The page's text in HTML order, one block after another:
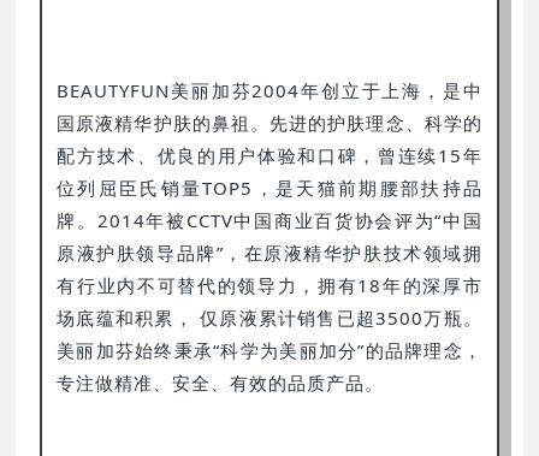
BEAUTYFUN美丽加芬2004年创立于上海，是中
国原液精华护肤的鼻祖。先进的护肤理念、科学的
配方技术、优良的用户体验和口碑，曾连续15年
位列屈臣氏销量TOP5，是天猫前期腰部扶持品
牌。2014年被CCTV中国商业百货协会评为“中国
原液护肤领导品牌”，在原液精华护肤技术领域拥
有行业内不可替代的领导力，拥有18年的深厚市
场底蕴和积累， 仅原液累计销售已超3500万瓶。
美丽加芬始终秉承“科学为美丽加分”的品牌理念，
专注做精准、安全、有效的品质产品。